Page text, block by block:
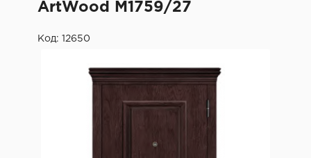
ArtWood М1759/27
Код: 12650